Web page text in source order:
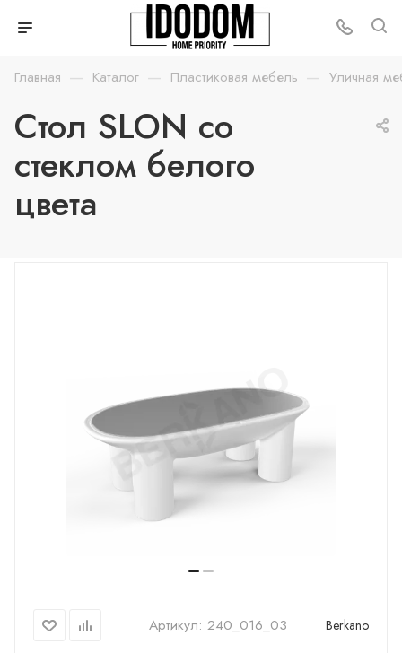
Главная — Каталог — Пластиковая мебель — Уличная
Стол SLON со
стеклом белого
цвета
Артикул: 240_016_03 Berkano